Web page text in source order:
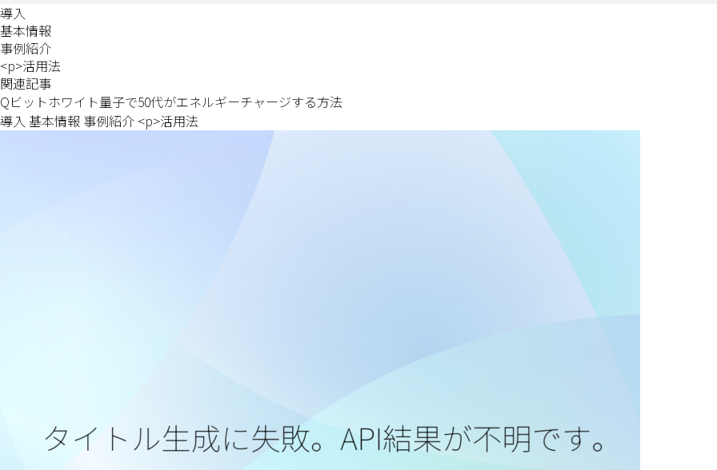
導入
基本情報
事例紹介
<p>活用法
関連記事
Qビットホワイト量子で50代がエネルギーチャージする方法
導入 基本情報 事例紹介 <p>活用法